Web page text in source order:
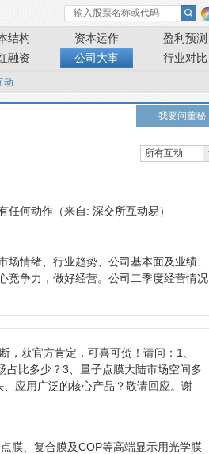
结构 资本运作
盈利预测
融资 公司大事 行业对比
动
我要问董秘
所有互动
任何动作 （来自: 深交所互动易）
情绪、行业趋势、公司基本面及业绩、
竞争力，做好经营。公司二季度经营情况
，获官方肯定，可喜可贺！请问：1、
占比多少？3、量子点膜大陆市场空间多
应用广泛的核心产品？敬请回应。谢
膜、复合膜及COP等高端显示用光学膜